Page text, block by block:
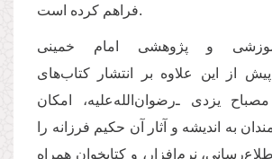
فراهم كرده است.
و پژوهشی امام خمينی‌
پيش از اين علاوه بر انتشار کتاب‌های
يزدی ـ‌رضوان‌الله‌‌عليه، امكان
به انديشه و آثار آن حكيم فرزانه را
نرم‌افزار، و کتابخوان همراه